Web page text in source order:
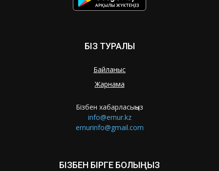
БІЗ ТУРАЛЫ
Байланыс
Жарнама
Бізбен хабарласыңыз
info@ernur.kz
ernurinfo@gmail.com
БІЗБЕН БІРГЕ БОЛЫҢЫЗ